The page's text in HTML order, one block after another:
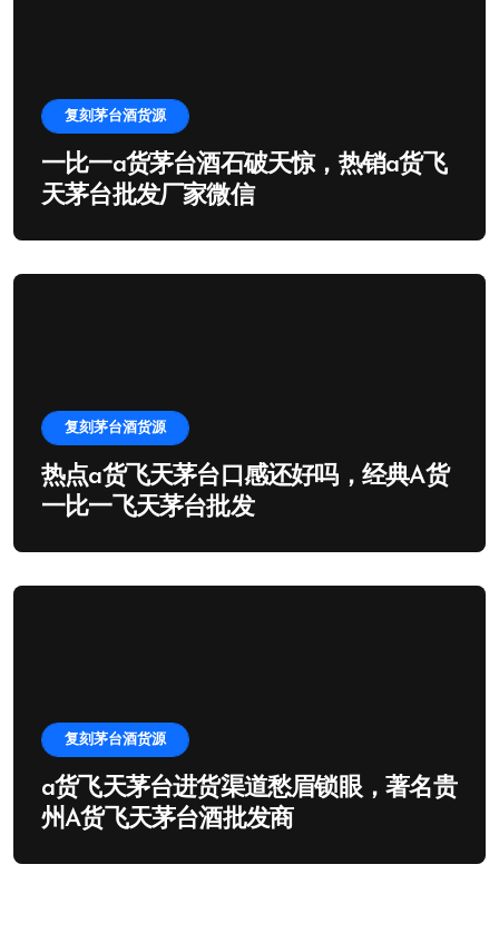
复刻茅台酒货源
一比一a货茅台酒石破天惊，热销a货飞
天茅台批发厂家微信
复刻茅台酒货源
热点a货飞天茅台口感还好吗，经典A货
一比一飞天茅台批发
复刻茅台酒货源
a货飞天茅台进货渠道愁眉锁眼，著名贵
州A货飞天茅台酒批发商